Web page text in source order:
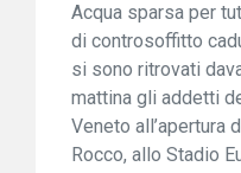
Acqua sparsa per
di controsoffitto
si sono ritrovati
mattina gli addetti
Veneto all’apertura
Rocco, allo Stadio